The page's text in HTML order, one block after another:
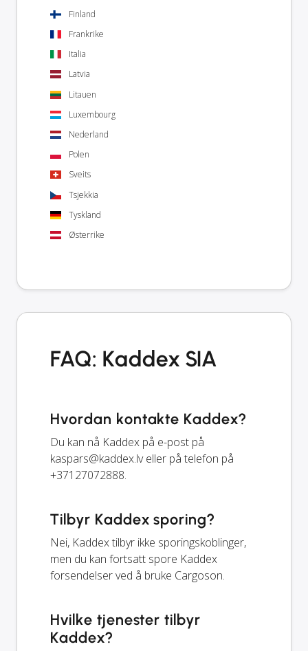
Finland
Frankrike
Italia
Latvia
Litauen
Luxembourg
Nederland
Polen
Sveits
Tsjekkia
Tyskland
Østerrike
FAQ: Kaddex SIA
Hvordan kontakte Kaddex?
Du kan nå Kaddex på e-post på
kaspars@kaddex.lveller på telefon på
+37127072888.
Tilbyr Kaddex sporing?
Nei, Kaddex tilbyr ikke sporingskoblinger,
men du kan fortsatt spore Kaddex
forsendelser ved å bruke Cargoson.
Hvilke tjenester tilbyr
Kaddex?